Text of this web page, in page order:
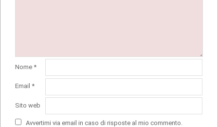
Nome *
Email *
Sito web
Avvertimi via email in caso di risposte al mio commento.